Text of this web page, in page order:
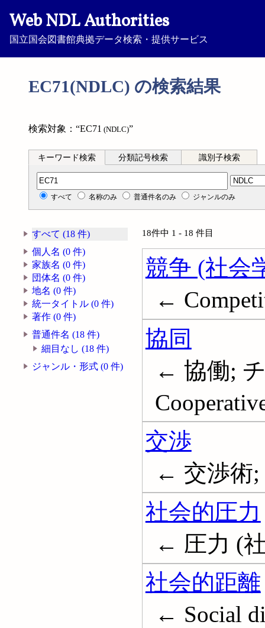
Web NDL Authorities
国立国会図書館典拠データ検索・提供サービス
EC71(NDLC) の検索結果
検索対象：“EC71 (NDLC)”
キーワード検索 分類記号検索 識別子検索
分類記号検索
すべて 名称のみ 普通件名のみ ジャンルのみ
すべて (18 件)
個人名 (0 件)
家族名 (0 件)
団体名 (0 件)
地名 (0 件)
統一タイトル (0 件)
著作 (0 件)
普通件名 (18 件)
細目なし (18 件)
ジャンル・形式 (0 件)
18件中 1 - 18 件目
競争 (社会
←
協同
← 協働;
交渉
← 交渉術;
社会的圧力
← 圧力 (社
社会的距離
← Social